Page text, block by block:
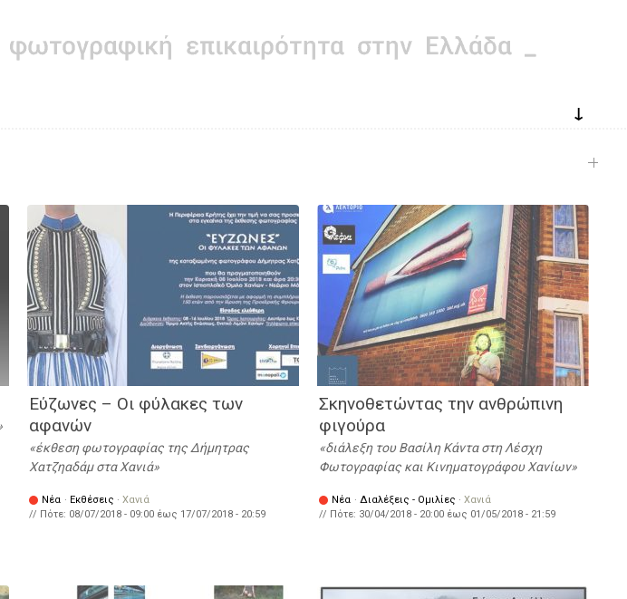
↓
Εύζωνες – Οι φύλακες των
αφανών
έκθεση φωτογραφίας της Δήμητρας
Χατζηαδάμ στα Χανιά
Νέα · Εκθέσεις · Χανιά
// Πότε: 08/07/2018 - 09:00 έως 17/07/2018 - 20:59
Σκηνοθετώντας την ανθρώπινη
φιγούρα
διάλεξη του Βασίλη Κάντα στη Λέσχη
Φωτογραφίας και Κινηματογράφου Χανίων
Νέα · Διαλέξεις - Ομιλίες · Χανιά
// Πότε: 30/04/2018 - 20:00 έως 01/05/2018 - 21:59